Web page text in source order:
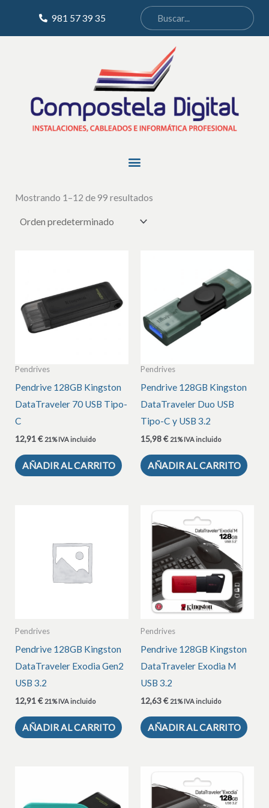
981 57 39 35
Menu
Mostrando 1–12 de 99 resultados
Pendrives
Pendrive 128GB Kingston
DataTraveler 70 USB Tipo-
C
12,91€ 21% IVA incluido
AÑADIR AL CARRITO
Pendrives
Pendrive 128GB Kingston
DataTraveler Duo USB
Tipo-C y USB 3.2
15,98€ 21% IVA incluido
AÑADIR AL CARRITO
Pendrives
Pendrive 128GB Kingston
DataTraveler Exodia Gen2
USB 3.2
12,91€ 21% IVA incluido
AÑADIR AL CARRITO
Pendrives
Pendrive 128GB Kingston
DataTraveler Exodia M
USB 3.2
12,63€ 21% IVA incluido
AÑADIR AL CARRITO